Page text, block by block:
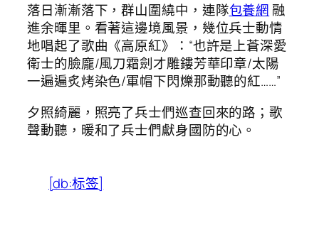
落日漸漸落下，群山圍繞中，連隊包養網 融
進余暉里。看著這邊境風景，幾位兵士動情
地唱起了歌曲《高原紅》：“也許是上蒼深愛
衛士的臉龐/風刀霜劍才雕鏤芳華印章/太陽
一遍遍炙烤染色/軍帽下閃爍那動聽的紅……”
夕照綺麗，照亮了兵士們巡查回來的路；歌
聲動聽，暖和了兵士們獻身國防的心。
[db:标签]